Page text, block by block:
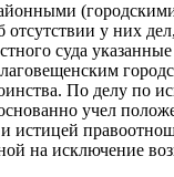
отсутствии у них
суда
По делу по
учел
истицей
на исключение